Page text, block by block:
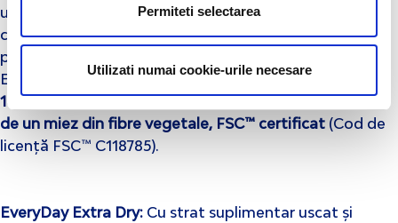
Permiteti selectarea
Utilizati numai cookie-urile necesare
un strat de bumbac 100%. Ei aduc puritatea naturii în
contact cu pielea ta. Împachetat individual, pentru o
protecție igienică suplimentară și discreție. Primul din
Europa care a fost certificat
100
de un miez din fibre vegetale, FSC™ certificat (Cod de
licență FSC™ C118785).
EveryDay Extra Dry: Cu strat suplimentar uscat și